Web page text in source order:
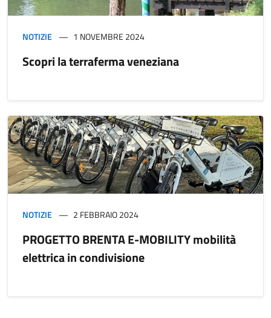
NOTIZIE 1 NOVEMBRE 2024
Scopri la terraferma veneziana
NOTIZIE 2 FEBBRAIO 2024
PROGETTO BRENTA E-MOBILITY mobilità
elettrica in condivisione